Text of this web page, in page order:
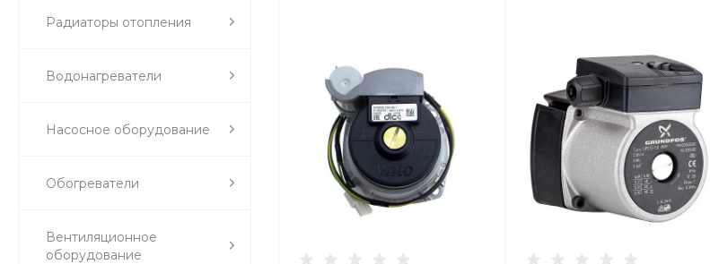
Радиаторы отопления
Водонагреватели
Насосное оборудование
Обогреватели
Вентиляционное
оборудование